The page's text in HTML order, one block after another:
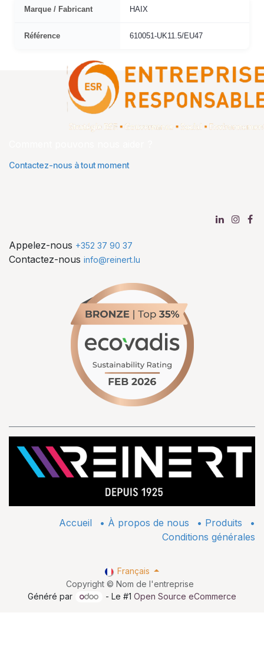
Marque / Fabricant HAIX
Référence 610051-UK11.5/EU47
Contactez-nous à tout moment
Appelez-nous +352 37 90 37
Contactez-nous info@reinert.lu
Accueil • À propos de nous • ​Produits
•
Conditions générales
Copyright © Nom de l'entreprise
Français
Généré par - Le #1Open Source eCommerce